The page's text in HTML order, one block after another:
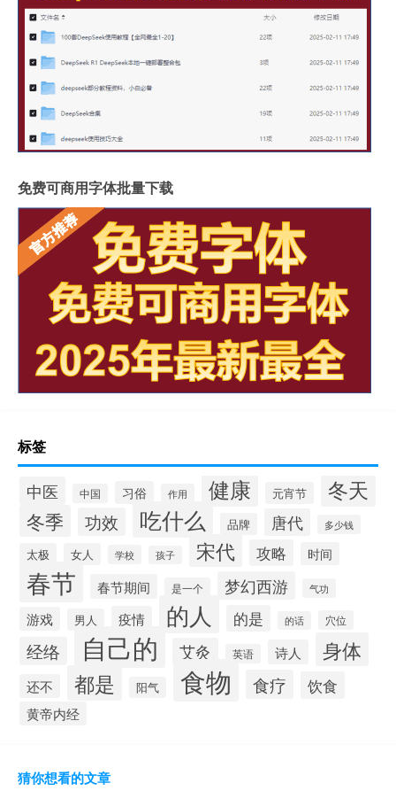
免费可商用字体批量下载
标签
中医 中国 习俗 作用 健康 元宵节 冬天
冬季 功效 吃什么 品牌 唐代 多少钱
太极 女人 学校 孩子 宋代 攻略 时间
春节 春节期间 是一个 梦幻西游 气功
游戏 男人 疫情 的人 的是 的话 穴位
经络 自己的 艾灸 英语 诗人 身体
还不 都是 阳气 食物 食疗 饮食
黄帝内经
猜你想看的文章